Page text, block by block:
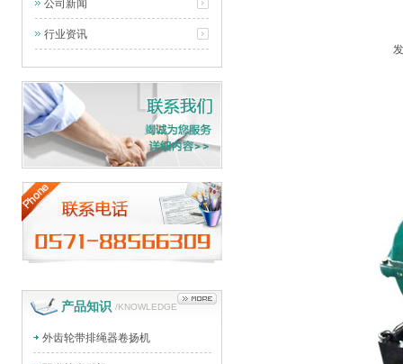
公司新闻
行业资讯
产品知识 /KNOWLEDGE
外齿轮带排绳器卷扬机